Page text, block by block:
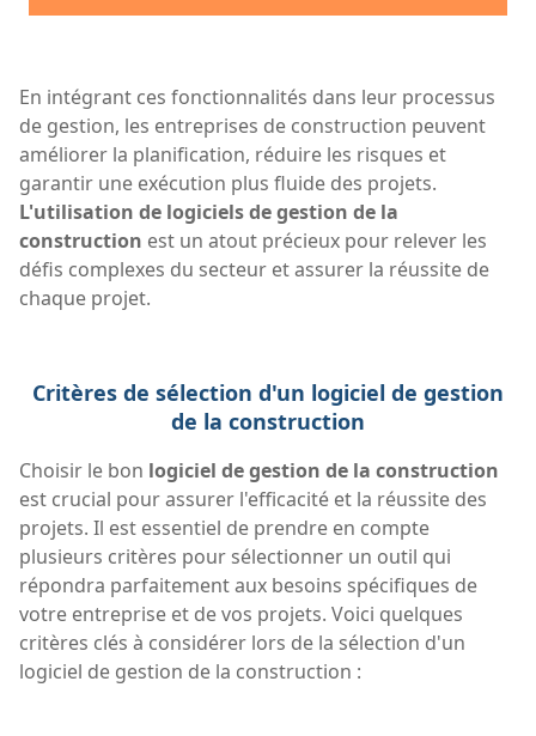
En intégrant ces fonctionnalités dans leur processus
de gestion, les entreprises de construction peuvent
améliorer la planification, réduire les risques et
garantir une exécution plus fluide des projets.
L'utilisation de logiciels de gestion de la
construction est un atout précieux pour relever les
défis complexes du secteur et assurer la réussite de
chaque projet.
Critères de sélection d'un logiciel de gestion
de la construction
Choisir le bon logiciel de gestion de la construction
est crucial pour assurer l'efficacité et la réussite des
projets. Il est essentiel de prendre en compte
plusieurs critères pour sélectionner un outil qui
répondra parfaitement aux besoins spécifiques de
votre entreprise et de vos projets. Voici quelques
critères clés à considérer lors de la sélection d'un
logiciel de gestion de la construction :